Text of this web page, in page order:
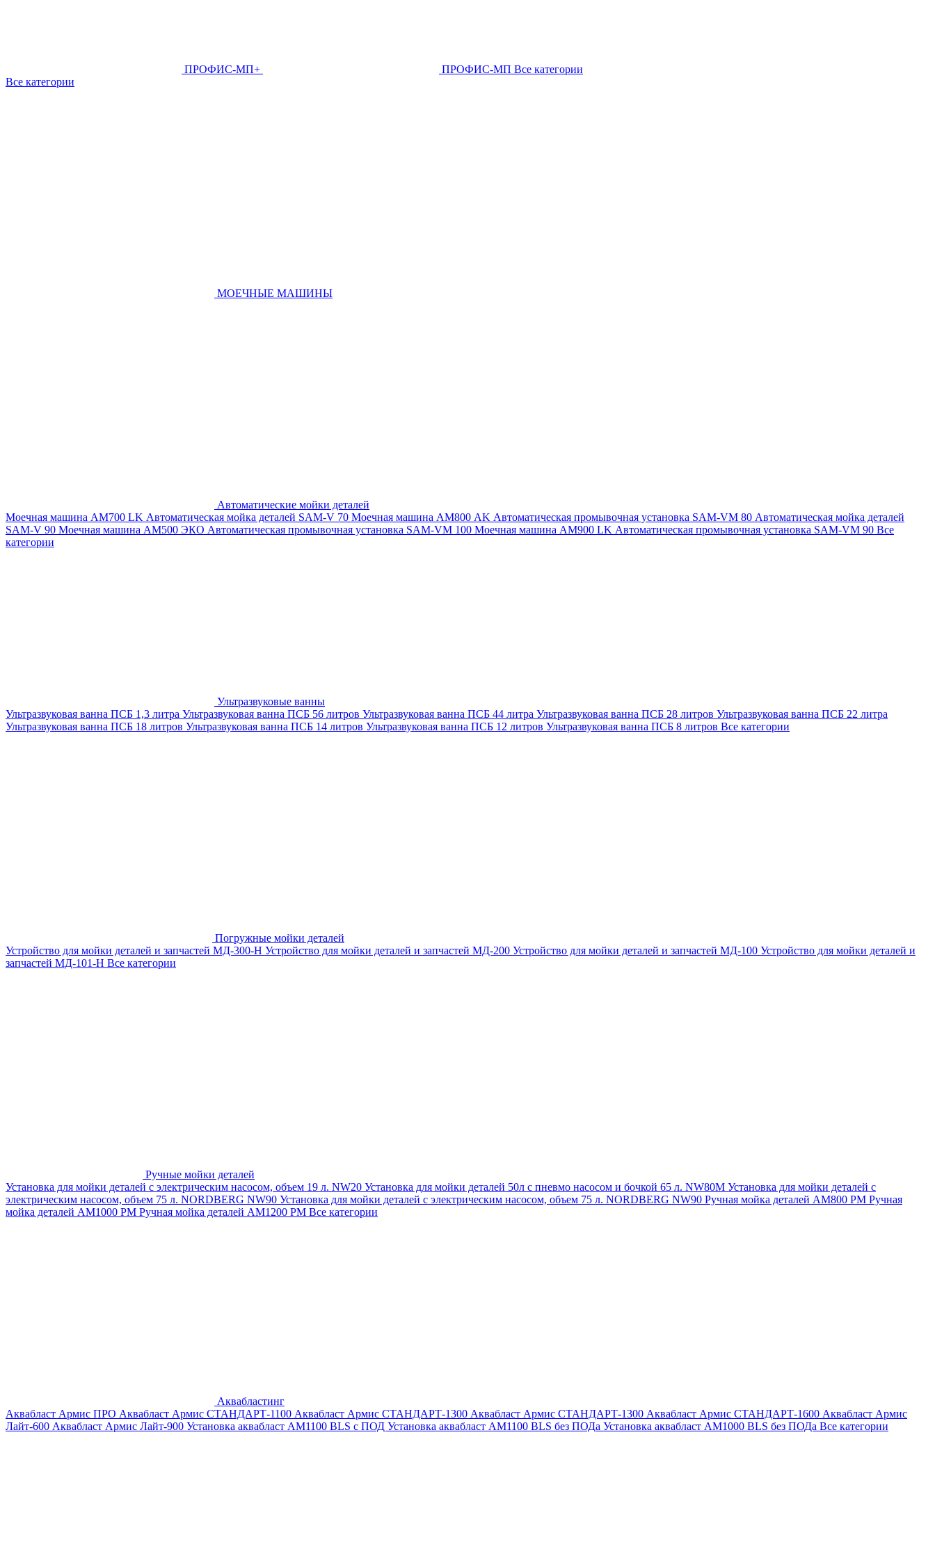
ПРОФИС-МП+ ПРОФИС-МП Все категории
Все категории
МОЕЧНЫЕ МАШИНЫ
Автоматические мойки деталей
Моечная машина AM700 LK Автоматическая мойка деталей SAM-V 70 Моечная машина АМ800 AK Автоматическая промывочная установка SAM-VM 80 Автоматическая мойка деталей
SAM-V 90 Моечная машина АМ500 ЭКО Автоматическая промывочная установка SAM-VM 100 Моечная машина AM900 LK Автоматическая промывочная установка SAM-VM 90 Все
категории
Ультразвуковые ванны
Ультразвуковая ванна ПСБ 1,3 литра Ультразвуковая ванна ПСБ 56 литров Ультразвуковая ванна ПСБ 44 литра Ультразвуковая ванна ПСБ 28 литров Ультразвуковая ванна ПСБ 22 литра
Ультразвуковая ванна ПСБ 18 литров Ультразвуковая ванна ПСБ 14 литров Ультразвуковая ванна ПСБ 12 литров Ультразвуковая ванна ПСБ 8 литров Все категории
Погружные мойки деталей
Устройство для мойки деталей и запчастей МД-300-H Устройство для мойки деталей и запчастей МД-200 Устройство для мойки деталей и запчастей МД-100 Устройство для мойки деталей и
запчастей МД-101-Н Все категории
Ручные мойки деталей
Установка для мойки деталей с электрическим насосом, объем 19 л. NW20 Установка для мойки деталей 50л с пневмо насосом и бочкой 65 л. NW80M Установка для мойки деталей с
электрическим насосом, объем 75 л. NORDBERG NW90 Установка для мойки деталей с электрическим насосом, объем 75 л. NORDBERG NW90 Ручная мойка деталей АМ800 РМ Ручная
мойка деталей АМ1000 РМ Ручная мойка деталей АМ1200 РМ Все категории
Аквабластинг
Аквабласт Армис ПРО Аквабласт Армис СТАНДАРТ-1100 Аквабласт Армис СТАНДАРТ-1300 Аквабласт Армис СТАНДАРТ-1300 Аквабласт Армис СТАНДАРТ-1600 Аквабласт Армис
Лайт-600 Аквабласт Армис Лайт-900 Установка аквабласт AM1100 BLS с ПОД Установка аквабласт AM1100 BLS без ПОДа Установка аквабласт AM1000 BLS без ПОДа Все категории